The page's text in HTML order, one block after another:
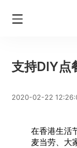
支持DIY点
2020-02-22
在香港生活
麦当劳、大